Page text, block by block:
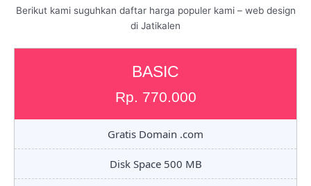
Berikut kami suguhkan daftar harga populer kami – web design
di Jatikalen
BASIC
Rp. 770.000
Gratis Domain .com
Disk Space 500 MB